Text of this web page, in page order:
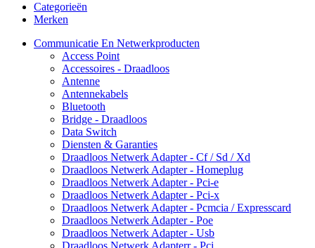
Categorieën
Merken
Communicatie En Netwerkproducten
Access Point
Accessoires - Draadloos
Antenne
Antennekabels
Bluetooth
Bridge - Draadloos
Data Switch
Diensten & Garanties
Draadloos Netwerk Adapter - Cf / Sd / Xd
Draadloos Netwerk Adapter - Homeplug
Draadloos Netwerk Adapter - Pci-e
Draadloos Netwerk Adapter - Pci-x
Draadloos Netwerk Adapter - Pcmcia / Expresscard
Draadloos Netwerk Adapter - Poe
Draadloos Netwerk Adapter - Usb